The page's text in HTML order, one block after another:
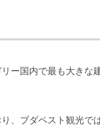
ー国内で最も大きな
、ブダペスト観光で